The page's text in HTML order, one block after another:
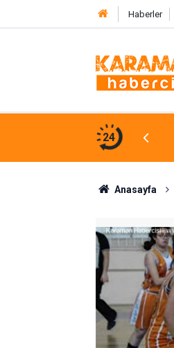
Haberler
24
Atık Bilgilendirmesi
Anasayfa